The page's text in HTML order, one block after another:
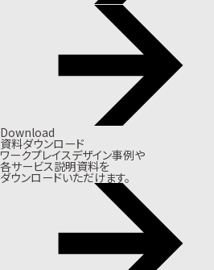
Download
資料ダウンロード
ワークプレイスデザイン事例や
各サービス説明資料を
ダウンロードいただけます。